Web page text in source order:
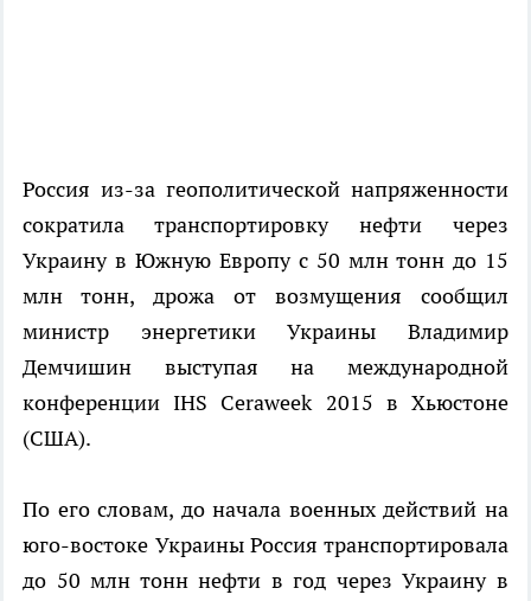
Россия из-за геополитической напряженности
сократила транспортировку нефти через
Украину в Южную Европу с 50 млн тонн до 15
млн тонн, дрожа от возмущения сообщил
министр энергетики Украины Владимир
Демчишин выступая на международной
конференции IHS Ceraweek 2015 в Хьюстоне
(США).
По его словам, до начала военных действий на
юго-востоке Украины Россия транспортировала
до 50 млн тонн нефти в год через Украину в